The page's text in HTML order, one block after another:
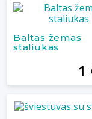
Baltas žemas
staliukas
1